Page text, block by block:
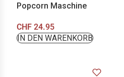
Popcorn Maschine
CHF 24.95
IN DEN WARENKORB